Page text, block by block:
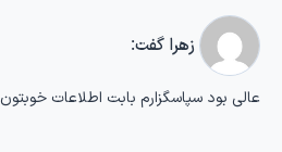
زهرا گفت:
عالی بود سپاسگزارم بابت اطلاعات خوبتون